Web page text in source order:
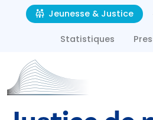
Aller au contenu principal
SecondJeunesse & Justice
Statistiques